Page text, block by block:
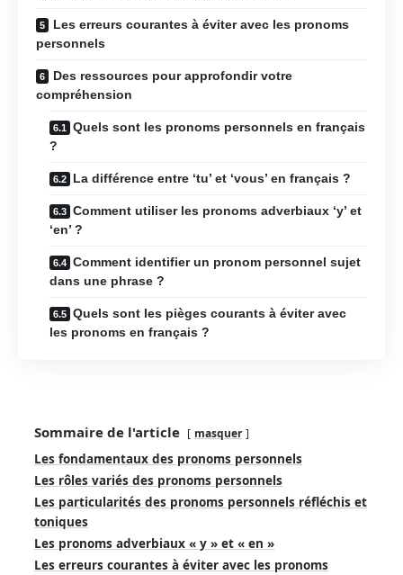
Les erreurs courantes à éviter avec les pronoms
personnels
Des ressources pour approfondir votre
compréhension
Quels sont les pronoms personnels en français
?
La différence entre ‘tu’ et ‘vous’ en français ?
Comment utiliser les pronoms adverbiaux ‘y’ et
‘en’ ?
Comment identifier un pronom personnel sujet
dans une phrase ?
Quels sont les pièges courants à éviter avec
les pronoms en français ?
Sommaire de l'article masquer
Les fondamentaux des pronoms personnels
Les rôles variés des pronoms personnels
Les particularités des pronoms personnels réfléchis et
toniques
Les pronoms adverbiaux « y » et « en »
Les erreurs courantes à éviter avec les pronoms